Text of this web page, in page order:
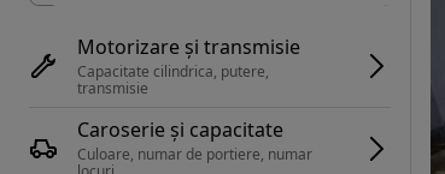
Motorizare și transmisie
Capacitate cilindrica, putere,
transmisie
Caroserie și capacitate
Culoare, numar de portiere, numar